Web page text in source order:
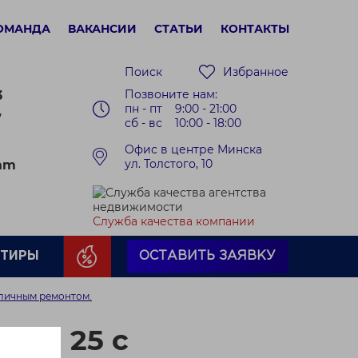
ВАКАНСИИ СТАТЬИ КОНТАКТЫ
Поиск
Избранное
Позвоните нам:
пн - пт 9:00 - 21:00
сб - вс 10:00 - 18:00
Офис в центре Минска
ул. Толстого, 10
Служба качества компании
ОСТАВИТЬ ЗАЯВКУ
ремонтом.
25 с